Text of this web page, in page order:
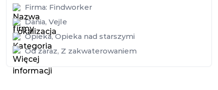
Firma: Findworker
Dania, Vejle
Opieka, Opieka nad starszymi
Od zaraz, Z zakwaterowaniem